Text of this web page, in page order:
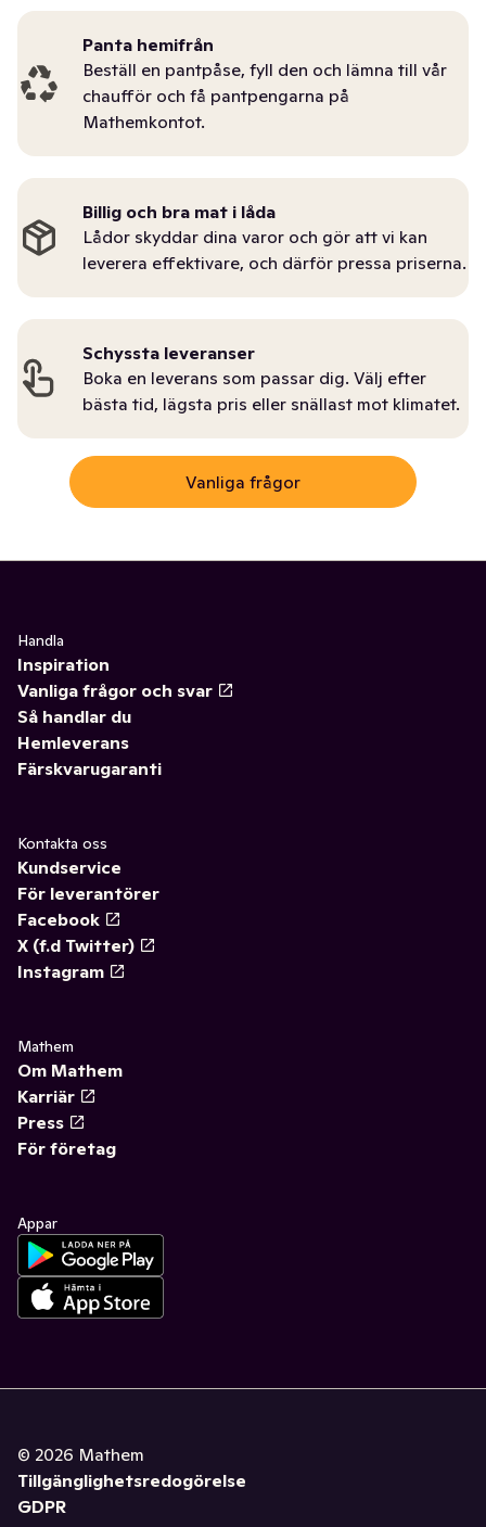
Panta hemifrån
Beställ en pantpåse, fyll den och lämna till vår
chaufför och få pantpengarna på
Mathemkontot.
Billig och bra mat i låda
Lådor skyddar dina varor och gör att vi kan
leverera effektivare, och därför pressa priserna.
Schyssta leveranser
Boka en leverans som passar dig. Välj efter
bästa tid, lägsta pris eller snällast mot klimatet.
Vanliga frågor
Handla
Inspiration
Vanliga frågor och svar
Så handlar du
Hemleverans
Färskvarugaranti
Kontakta oss
Kundservice
För leverantörer
Facebook
X (f.d Twitter)
Instagram
Mathem
Om Mathem
Karriär
Press
För företag
Appar
© 2026 Mathem
Tillgänglighetsredogörelse
GDPR